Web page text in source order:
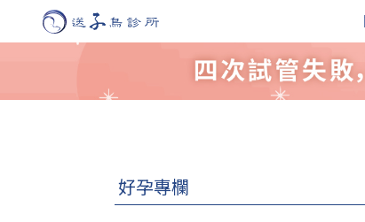
好孕專欄